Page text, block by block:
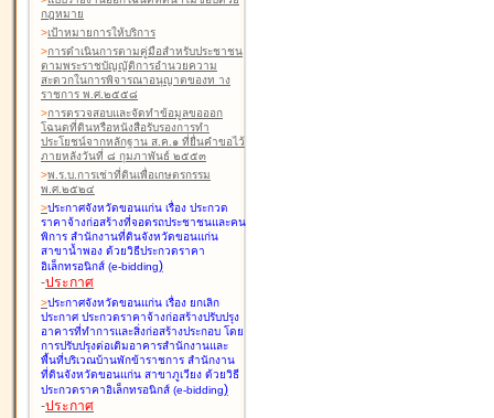
กฎหมาย
>เป้าหมายการให้บริการ
>การดำเนินการตามคู่มือสำหรับประชาชน
ตามพระราชบัญญัติการอำนวยความ
สะดวกในการพิจารณาอนุญาตของท าง
ราชการ พ.ศ.๒๕๕๘
>การตรวจสอบและจัดทำข้อมูลขอออก
โฉนดที่ดินหรือหนังสือรับรองการทำ
ประโยชน์จากหลักฐาน ส.ค.๑ ที่ยื่นคำขอไว้
ภายหลังวันที่ ๘ กุมภาพันธ์ ๒๕๕๓
>พ.ร.บ.การเช่าที่ดินเพื่อเกษตรกรรม
พ.ศ.๒๕๒๔
>ประกาศจังหวัดขอนแก่น เรื่อง ประกวด
ราคาจ้างก่อสร้างที่จอดรถประชาชนและคน
พิการ สำนักงานที่ดินจังหวัดขอนแก่น
สาขาน้ำพอง ด้วยวิธีประกวดราคา
อิเล็กทรอนิกส์ (e-bidding)
-ประกาศ
>ประกาศจังหวัดขอนแก่น เรื่อง ยกเลิก
ประกาศ ประกวดราคาจ้างก่อสร้างปรับปรุง
อาคารที่ทำการและสิ่งก่อสร้างประกอบ โดย
การปรับปรุงต่อเติมอาคารสำนักงานและ
พื้นที่บริเวณบ้านพักข้าราชการ สำนักงาน
ที่ดินจังหวัดขอนแก่น สาขาภูเวียง ด้วยวิธี
ประกวดราคาอิเล็กทรอนิกส์ (e-bidding)
-ประกาศ